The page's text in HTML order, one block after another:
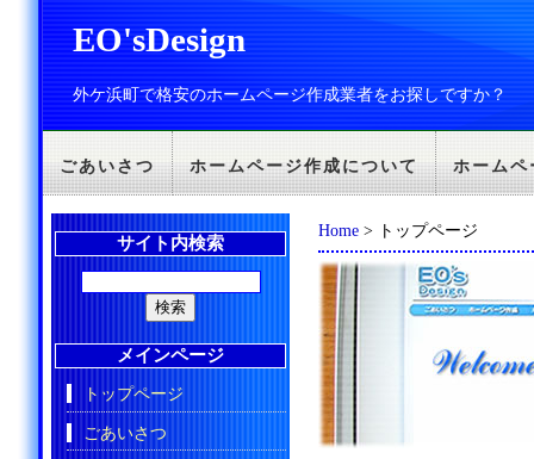
EO'sDesign
外ケ浜町で格安のホームページ作成業者をお探しですか？
ごあいさつ ホームページ作成について ホームペ
Home > トップページ
サイト内検索
メインページ
トップページ
ごあいさつ